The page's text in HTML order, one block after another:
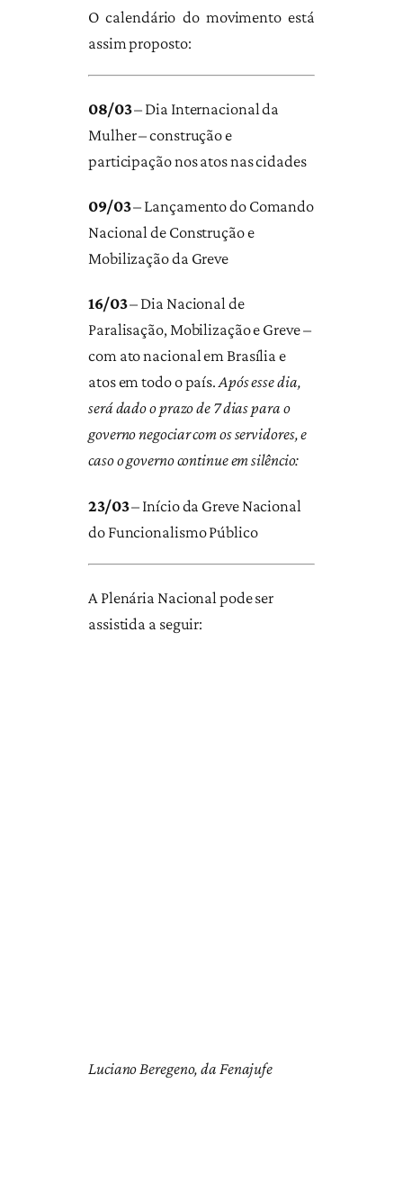
O calendário do movimento está
assim proposto:
08/03– Dia Internacional da
Mulher – construção e
participação nos atos nas cidades
09/03– Lançamento do Comando
Nacional de Construção e
Mobilização da Greve
16/03– Dia Nacional de
Paralisação, Mobilização e Greve –
com ato nacional em Brasília e
atos em todo o país.Após esse dia,
será dado o prazo de 7 dias para o
governo negociar com os servidores, e
caso o governo continue em silêncio:
23/03– Início da Greve Nacional
do Funcionalismo Público
A Plenária Nacional pode ser
assistida a seguir:
Luciano Beregeno, da Fenajufe